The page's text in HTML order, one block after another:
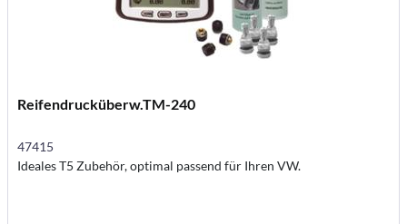
Reifendrucküberw.TM-240
47415
Ideales T5 Zubehör, optimal passend für Ihren VW.